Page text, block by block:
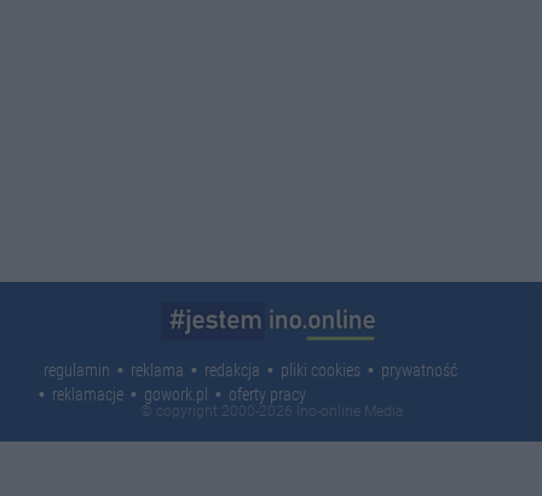
regulamin reklama redakcja pliki cookies
prywatność
reklamacje
gowork.pl oferty pracy
© copyright 2000-2026 Ino-online Media